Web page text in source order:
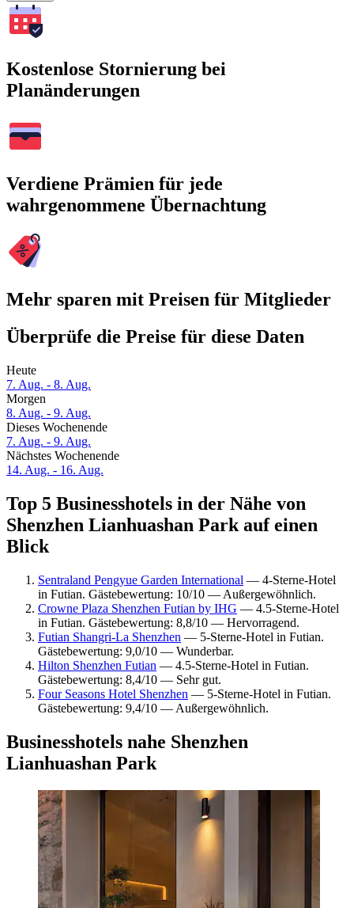
Kostenlose Stornierung bei
Planänderungen
Verdiene Prämien für jede
wahrgenommene Übernachtung
Mehr sparen mit Preisen für Mitglieder
Überprüfe die Preise für diese Daten
Heute
7. Aug. - 8. Aug.
Morgen
8. Aug. - 9. Aug.
Dieses Wochenende
7. Aug. - 9. Aug.
Nächstes Wochenende
14. Aug. - 16. Aug.
Top 5 Businesshotels in der Nähe von
Shenzhen Lianhuashan Park auf einen
Blick
Sentraland Pengyue Garden International — 4-Sterne-Hotel
in Futian. Gästebewertung: 10/10 — Außergewöhnlich.
Crowne Plaza Shenzhen Futian by IHG — 4.5-Sterne-Hotel
in Futian. Gästebewertung: 8,8/10 — Hervorragend.
Futian Shangri-La Shenzhen — 5-Sterne-Hotel in Futian.
Gästebewertung: 9,0/10 — Wunderbar.
Hilton Shenzhen Futian — 4.5-Sterne-Hotel in Futian.
Gästebewertung: 8,4/10 — Sehr gut.
Four Seasons Hotel Shenzhen — 5-Sterne-Hotel in Futian.
Gästebewertung: 9,4/10 — Außergewöhnlich.
Businesshotels nahe Shenzhen
Lianhuashan Park